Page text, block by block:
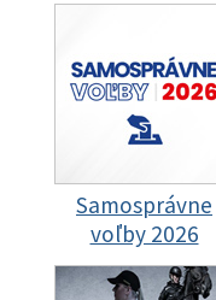
Samosprávne
voľby 2026